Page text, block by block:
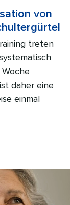
von
treten
daher eine
einmal